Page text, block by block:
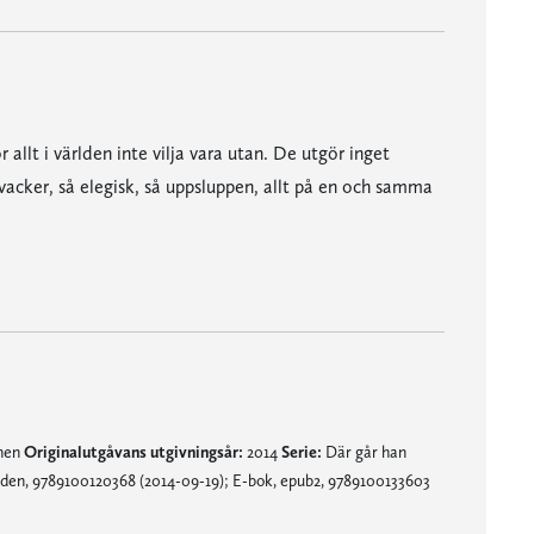
allt i världen inte vilja vara utan. De utgör inget
så elegisk, så uppsluppen, allt på en och samma
Originalutgåvans utgivningsår: 2014 Serie: Där går han
9789100120368 (2014-09-19); E-bok, epub2, 9789100133603